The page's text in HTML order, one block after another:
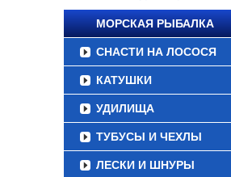
МОРСКАЯ РЫБАЛКА
СНАСТИ НА ЛОСОСЯ
КАТУШКИ
УДИЛИЩА
ТУБУСЫ И ЧЕХЛЫ
ЛЕСКИ И ШНУРЫ